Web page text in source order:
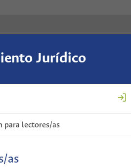
Jurídico
para lectores/as
as